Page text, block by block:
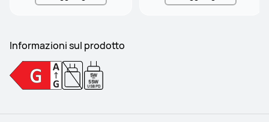
Informazioni sul prodotto
5W
-
55W
USB PD